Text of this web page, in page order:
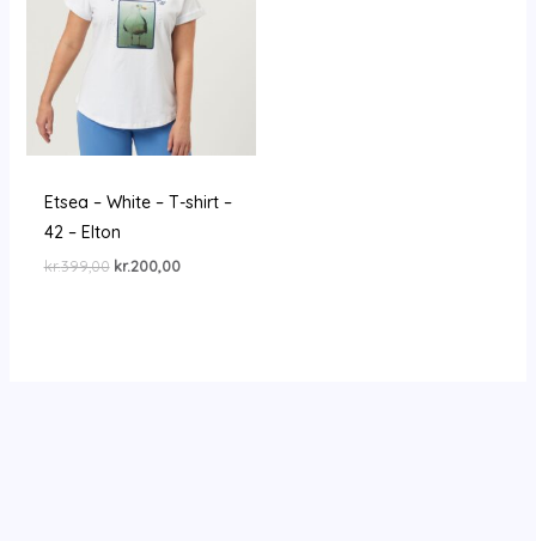
Etsea – White – T-shirt –
42 – Elton
kr.399,00 Den
kr.200,00Den